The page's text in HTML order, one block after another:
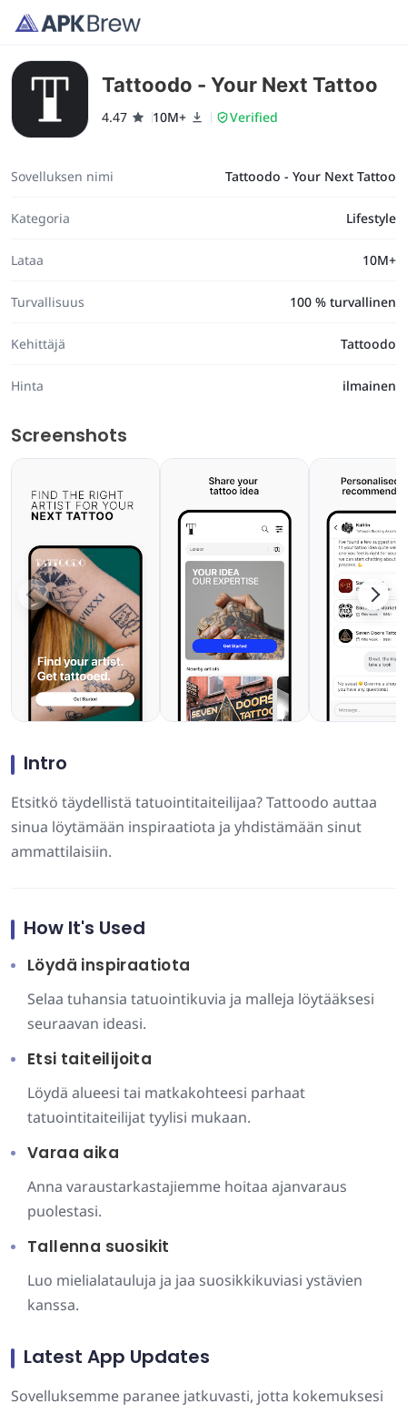
Tattoodo - Your Next Tattoo
4.47 10M+ Verified
Sovelluksen nimi Tattoodo - Your Next Tattoo
Kategoria Lifestyle
Lataa 10M+
Turvallisuus 100 % turvallinen
Kehittäjä Tattoodo
Hinta ilmainen
Screenshots
Intro
Etsitkö täydellistä tatuointitaiteilijaa? Tattoodo auttaa
sinua löytämään inspiraatiota ja yhdistämään sinut
ammattilaisiin.
How It's Used
Löydä inspiraatiota
Selaa tuhansia tatuointikuvia ja malleja löytääksesi
seuraavan ideasi.
Etsi taiteilijoita
Löydä alueesi tai matkakohteesi parhaat
tatuointitaiteilijat tyylisi mukaan.
Varaa aika
Anna varaustarkastajiemme hoitaa ajanvaraus
puolestasi.
Tallenna suosikit
Luo mielialatauluja ja jaa suosikkikuviasi ystävien
kanssa.
Latest App Updates
Sovelluksemme paranee jatkuvasti, jotta kokemuksesi